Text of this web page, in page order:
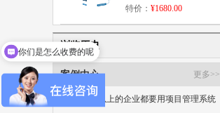
特价： ¥1680.00
浏览历史
案例中心 更多>>
未来90%以上的企业都要用项目管理系统
你们是怎么收费的呢
现在有优惠活动吗